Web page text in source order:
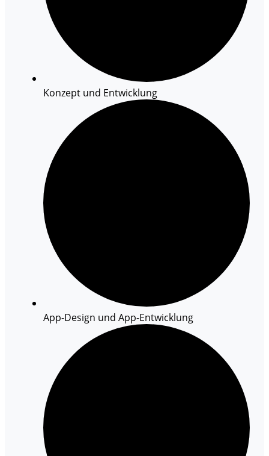
Konzept und Entwicklung
App-Design und App-Entwicklung